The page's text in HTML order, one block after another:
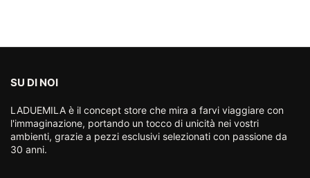
SU DI NOI
LADUEMILA è il concept store che mira a farvi viaggiare con
l'immaginazione, portando un tocco di unicità nei vostri
ambienti, grazie a pezzi esclusivi selezionati con passione da
30 anni.